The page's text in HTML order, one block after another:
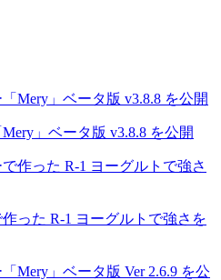
」ベータ版 v3.8.8 を公開
った R-1 ヨーグルトで強さを